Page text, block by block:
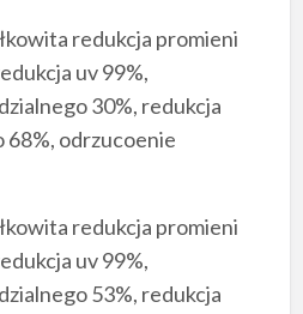
redukcja promieni
uv 99%,
30%, redukcja
68%, odrzucoenie
redukcja promieni
uv 99%,
53%, redukcja